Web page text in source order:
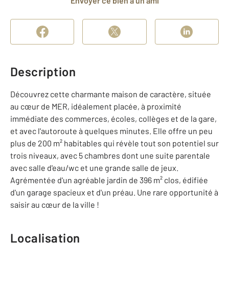
Description
Découvrez cette charmante maison de caractère, située
au cœur de MER, idéalement placée, à proximité
immédiate des commerces, écoles, collèges et de la gare,
et avec l'autoroute à quelques minutes. Elle offre un peu
plus de 200 m² habitables qui révèle tout son potentiel sur
trois niveaux, avec 5 chambres dont une suite parentale
avec salle d'eau/wc et une grande salle de jeux.
Agrémentée d'un agréable jardin de 396 m² clos, édifiée
d'un garage spacieux et d'un préau. Une rare opportunité à
saisir au cœur de la ville !
Localisation